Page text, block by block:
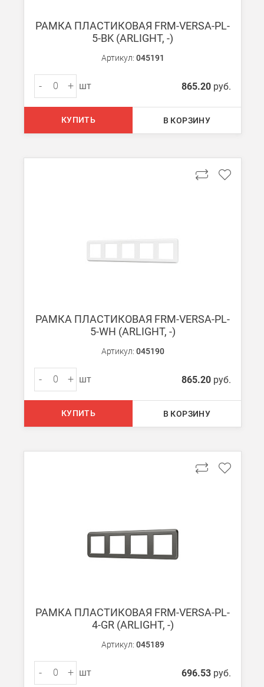
Мы можем доставить ваши заказы сервисом компании
Транспортные компании
Мы можем отправить ваш заказ транспортной компанией в
Доставка до ТК от 7000 руб. БЕСПЛАТНО.
РАМКА ПЛАСТИКОВАЯ FRM-VERSA-PL-
5-BK (ARLIGHT, -)
Артикул: 045191
- + шт 865.20 руб.
КУПИТЬ В КОРЗИНУ
РАМКА ПЛАСТИКОВАЯ FRM-VERSA-PL-
5-WH (ARLIGHT, -)
Артикул: 045190
- + шт 865.20 руб.
КУПИТЬ В КОРЗИНУ
РАМКА ПЛАСТИКОВАЯ FRM-VERSA-PL-
4-GR (ARLIGHT, -)
Артикул: 045189
- + шт 696.53 руб.